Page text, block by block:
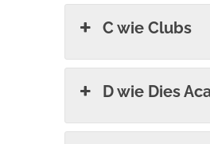
C wie Clubs
D wie Dies